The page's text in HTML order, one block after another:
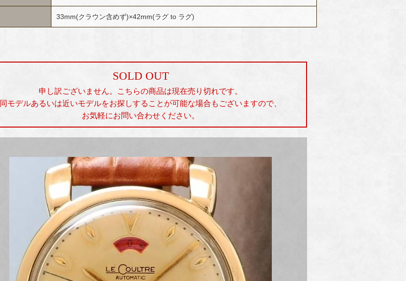
33mm(クラウン含めず)×42mm(ラグ to ラグ)
SOLD OUT
申し訳ございません。こちらの商品は現在売り切れです。
同モデルあるいは近いモデルをお探しすることが可能な場合もございますので、
お気軽にお問い合わせください。